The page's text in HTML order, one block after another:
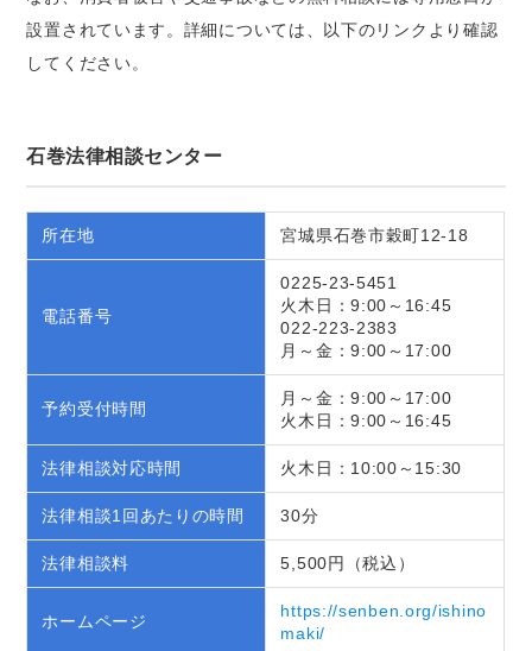
設置されています。詳細については、以下のリンクより確認
してください。
石巻法律相談センター
所在地 宮城県石巻市穀町12-18
電話番号
0225-23-5451
火木日：9:00～16:45
022-223-2383
月～金：9:00～17:00
予約受付時間
月～金：9:00～17:00
火木日：9:00～16:45
法律相談対応時間 火木日：10:00～15:30
法律相談1回あたりの時間 30分
法律相談料 5,500円（税込）
ホームページ
https://senben.org/ishino
maki/